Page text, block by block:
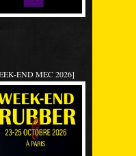
END MEC 2026]